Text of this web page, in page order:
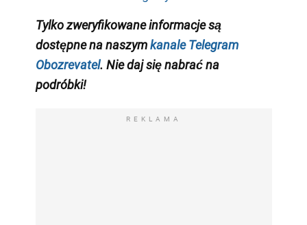
Tylko zweryfikowane informacje są
dostępne na naszymkanale Telegram
Obozrevatel. Nie daj się nabrać na
podróbki!
REKLAMA